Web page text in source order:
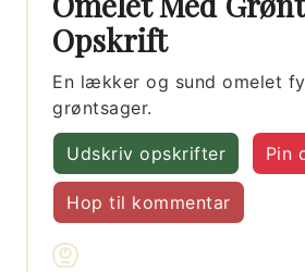
Opskrift
En lækker og sund omelet
grøntsager.
Udskriv opskrifter Pin
Hop til kommentar